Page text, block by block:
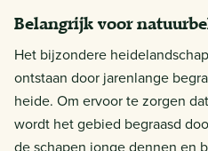
Belangrijk voor
Het bijzondere
ontstaan door jarenlange
heide. Om ervoor te zorgen
wordt het gebied begraasd
de schapen jonge dennen en